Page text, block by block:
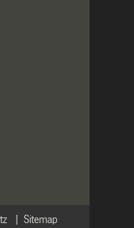
Sitemap